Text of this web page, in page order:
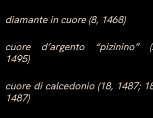
diamante in cuore (8, 1468)
cuore d’argento “pizinino”
1495)
cuore di calcedonio (18, 1487;
1487)